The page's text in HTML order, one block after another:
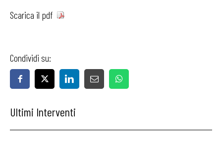
Scarica il pdf
Condividi su:
Ultimi Interventi